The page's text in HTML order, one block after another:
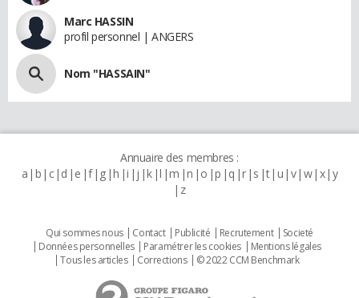
Marc HASSIN
profil personnel | ANGERS
Nom "HASSAIN"
Annuaire des membres :
a b c d e f g h i j k l m n o p q r s t u v w x y
z
Qui sommes nous Contact Publicité Recrutement
Societé
Données personnelles
Paramétrer les cookies
Mentions légales
Tous les articles
Corrections © 2022 CCM Benchmark